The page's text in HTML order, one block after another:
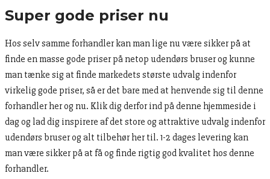
Super gode priser nu
Hos selv samme forhandler kan man lige nu være sikker på at
finde en masse gode priser på netop udendørs bruser og kunne
man tænke sig at finde markedets største udvalg indenfor
virkelig gode priser, så er det bare med at henvende sig til denne
forhandler her og nu. Klik dig derfor ind på denne hjemmeside i
dag og lad dig inspirere af det store og attraktive udvalg indenfor
udendørs bruser og alt tilbehør her til. 1-2 dages levering kan
man være sikker på at få og finde rigtig god kvalitet hos denne
forhandler.